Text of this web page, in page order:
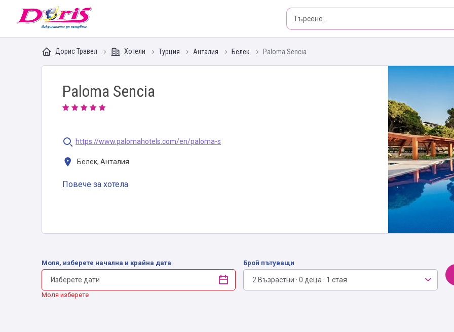
Doris - Изкушението да пътуваш
Дорис Травел Хотели Турция Анталия Белек Paloma Sencia
Paloma Sencia
https://www.palomahotels.com/en/paloma-s
Белек, Анталия
Повече за хотела
Моля, изберете начална и крайна дата
Моля изберете
Брой пътуващи
2 Възрастни · 0 деца · 1 стая